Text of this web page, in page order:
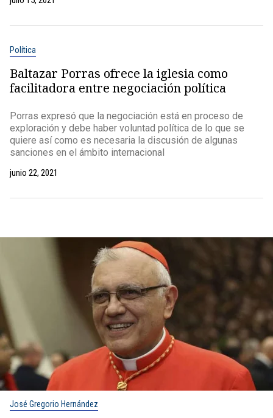
Política
Baltazar Porras ofrece la iglesia como
facilitadora entre negociación política
Porras expresó que la negociación está en proceso de
exploración y debe haber voluntad política de lo que se
quiere así como es necesaria la discusión de algunas
sanciones en el ámbito internacional
junio 22, 2021
José Gregorio Hernández